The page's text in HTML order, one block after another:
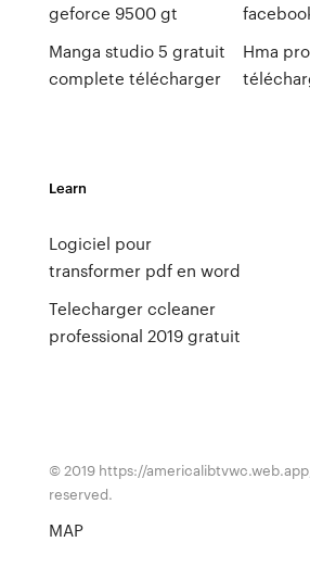
geforce 9500 gt
Manga studio 5 gratuit
complete télécharger
Hma
Learn
Logiciel pour
transformer pdf en word
Telecharger ccleaner
professional 2019 gratuit
© 2019 https://
reserved.
MAP